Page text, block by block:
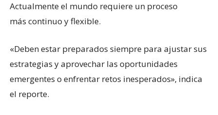
Actualmente el mundo requiere un proceso
más continuo y flexible.
«Deben estar preparados siempre para ajustar sus
estrategias y aprovechar las oportunidades
emergentes o enfrentar retos inesperados», indica
el reporte.